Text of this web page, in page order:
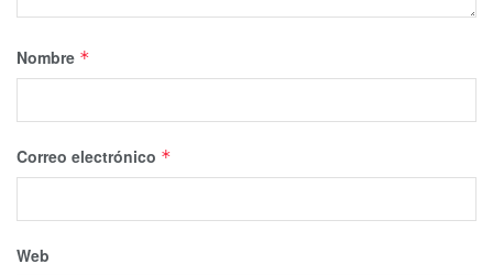
Nombre *
Correo electrónico *
Web